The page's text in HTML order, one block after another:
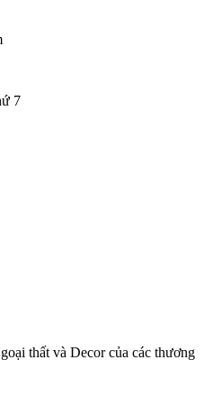
7
thất và Decor của các thương